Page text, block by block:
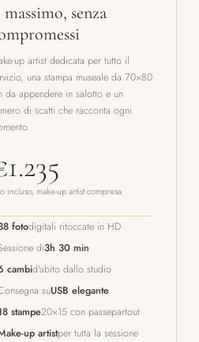
senza
up artist dedicata per tutto il
una stampa museale da 70×80
da appendere in salotto e un
di scatti che racconta ogni
incluso, make-up artist compresa
fotodigitali ritoccate in HD
di3h 30 min
cambid'abito dallo studio
suUSB elegante
stampe20×15 con passepartout
up artistper tutta la sessione